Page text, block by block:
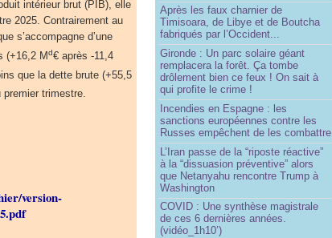
intérieur brut (PIB), elle
2025. Contrairement au
s’accompagne d’une
(+16,2 Md€ après -11,4
que la dette brute (+55,5
trimestre.
version-
Après les faux charnier de
Timisoara, de Libye et de Boutcha
fabriqués par l’Occident...
Gironde : Un parc solaire géant
remplacera la forêt. Ça tombe
drôlement bien ce feux ! On sait à
qui profite le crime !
Incendies en Espagne : les
sanctions européennes contre les
Russes empêchent de les combattre
L’Iran passe de la “riposte réactive”
à la “dissuasion préventive” alors
que Netanyahu rencontre Trump à
Washington
COVID : Une synthèse magistrale
de ces 6 dernières années.
(vidéo_1h10’)